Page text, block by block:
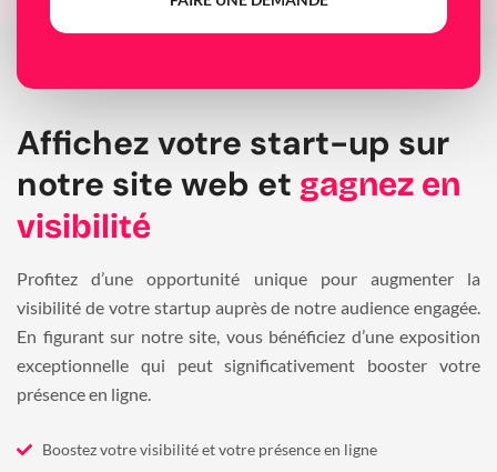
Affichez votre start-up sur
notre site web et gagnez en
visibilité
Profitez d’une opportunité unique pour augmenter la
visibilité de votre startup auprès de notre audience engagée.
En figurant sur notre site, vous bénéficiez d’une exposition
exceptionnelle qui peut significativement booster votre
présence en ligne.
Boostez votre visibilité et votre présence en ligne